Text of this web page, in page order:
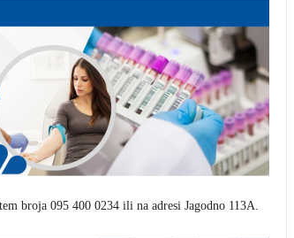
broja 095 400 0234 ili na adresi Jagodno 113A.